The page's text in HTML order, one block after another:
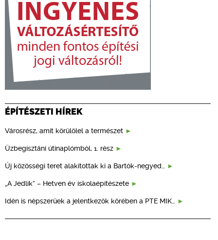
ÉPÍTÉSZETI HÍREK
Városrész, amit körülölel a természet
Üzbegisztáni útinaplómból, 1. rész
Új közösségi teret alakítottak ki a Bartók-negyed…
„A Jedlik” – Hetven év iskolaépítészete
Idén is népszerűek a jelentkezők körében a PTE MIK…